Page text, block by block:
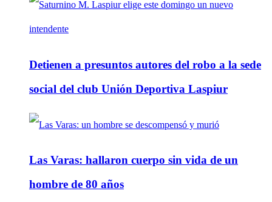
Detienen a presuntos autores del robo a la sede
social del club Unión Deportiva Laspiur
Las Varas: hallaron cuerpo sin vida de un
hombre de 80 años